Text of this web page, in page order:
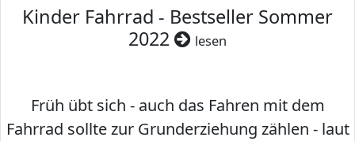
Kinder Fahrrad - Bestseller Sommer
2022
lesen
Früh übt sich - auch das Fahren mit dem
Fahrrad sollte zur Grunderziehung zählen - laut